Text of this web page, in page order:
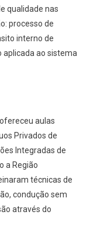
qualidade nas
processo de
interno de
aplicada ao sistema
aulas
Privados de
Integradas de
a Região
técnicas de
condução sem
através do